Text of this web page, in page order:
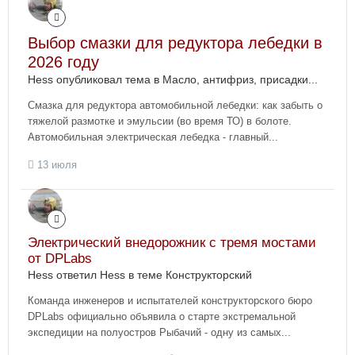
Выбор смазки для редуктора лебедки в
2026 году
Hess опубликовал тема в Масло, антифриз, присадки...
Смазка для редуктора автомобильной лебедки: как забыть о
тяжелой размотке и эмульсии (во время ТО) в болоте.
Автомобильная электрическая лебедка - главный...
13 июля
Электрический внедорожник с тремя мостами
от DPLabs
Hess ответил Hess в теме Конструкторский
Команда инженеров и испытателей конструкторского бюро
DPLabs официально объявила о старте экстремальной
экспедиции на полуостров Рыбачий - одну из самых...